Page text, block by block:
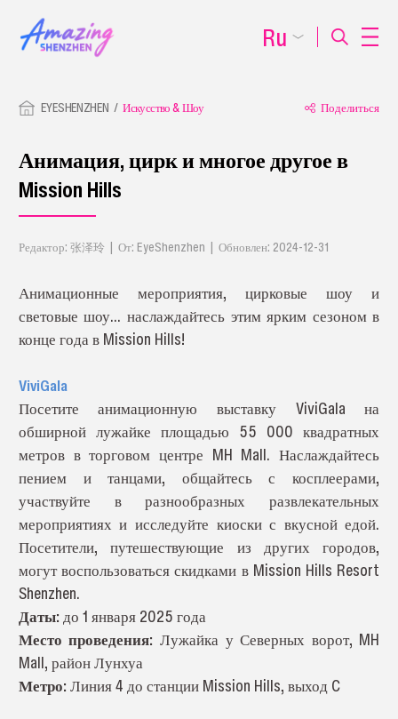
EYESHENZHEN Искусство & Шоу Поделиться
Анимация, цирк и многое другое в
Mission Hills
Редактор: 张泽玲 | От: EyeShenzhen | Обновлен: 2024-12-31
Анимационные мероприятия, цирковые шоу и
световые шоу... наслаждайтесь этим ярким сезоном в
конце года в Mission Hills!
ViviGala
Посетите анимационную выставку ViviGala на
обширной лужайке площадью 55 000 квадратных
метров в торговом центре MH Mall. Наслаждайтесь
пением и танцами, общайтесь с косплеерами,
участвуйте в разнообразных развлекательных
мероприятиях и исследуйте киоски с вкусной едой.
Посетители, путешествующие из других городов,
могут воспользоваться скидками в Mission Hills Resort
Shenzhen.
Даты: до 1 января 2025 года
Место проведения: Лужайка у Северных ворот, MH
Mall, район Лунхуа
Метро: Линия 4 до станции Mission Hills, выход C
Ru